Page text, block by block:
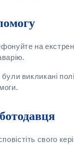
на
викликані
свого